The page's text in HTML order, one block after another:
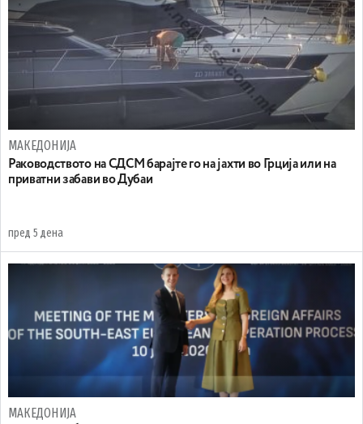
МАКЕДОНИЈА
Раководството на СДСМ барајте го на јахти во Грција или на
приватни забави во Дубаи
пред 5 дена
МАКЕДОНИЈА